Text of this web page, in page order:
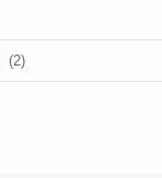
(2)